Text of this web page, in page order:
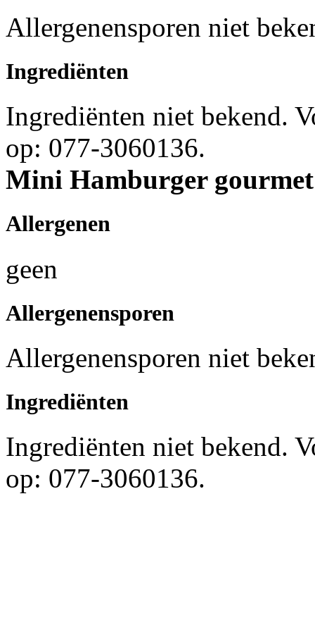
Allergenensporen niet
Ingrediënten
Ingrediënten niet bekend.
op: 077-3060136.
Mini Hamburger gourmet
Allergenen
geen
Allergenensporen
Allergenensporen niet
Ingrediënten
Ingrediënten niet bekend.
op: 077-3060136.